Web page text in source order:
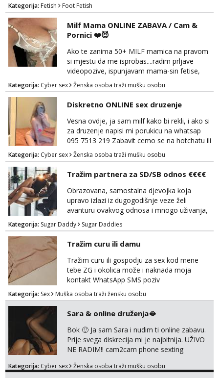
Kategorija: Fetish Foot Fetish
Milf Mama ONLINE ZABAVA / Cam &
Pornici ❤️😈
Ako te zanima 50+ MILF mamica na pravom
si mjestu da me isprobas....radim prljave
videopozive, ispunjavam mama-sin fetise,
dominacija, hotchat, saljem ti svoje gole
slikice i videe ako zelis, a mozes i dobiti gacice
od mamice ako me zamolis... 🔥🫦 NE RADIM
UZIVO...Javi se na wapp 091 548 3275,
mamica te ceka da ispunim sve tvoje zelje 😽
Kategorija: Cyber sex Ženska osoba traži mušku osobu
Diskretno ONLINE sex druzenje
Vesna ovdje, ja sam milf kako bi rekli, i ako si
za druzenje napisi mi porukicu na whatsap
095 7513 219 Zabavit cemo se na hotchatu ili
videopozivu a saljem i gacice i gole slikice :)
NE UZIVO!
Kategorija: Cyber sex Ženska osoba traži mušku osobu
Tražim partnera za SD/SB odnos €€€€
Obrazovana, samostalna djevojka koja
upravo izlazi iz dugogodišnje veze želi
avanturu ovakvog odnosa i mnogo uživanja,
poklona, pažnje i putovanja. Moguća i
poslovna saradnja ako nam se interesi
poklapaju. Mnogo senzualnosti i lijepe
energije. Javite mi se sa opisom što opširnijim
jer od toga ovisi da li ću odgovoriti. Isključivo
tražim nekoga za duži vremenski period.
Naravno njegovanog i galantn...
Kategorija: Sugar Daddy Sugar Daddies
Tražim curu ili damu
Tražim curu ili gospodju za sex kod mene
tebe ZG i okolica može i naknada moja
kontakt WhatsApp SMS poziv
Kategorija: Sex Muška osoba traži žensku osobu
Sara & online druženja🫦
Bok 🙂 Ja sam Sara i nudim ti online zabavu.
Prije svega diskrecija mi je najbitnija. UŽIVO
NE RADIM!! cam2cam phone sexting
partnerom ili partnericom te naši porno
Kategorija: Cyber sex Ženska osoba traži mušku osobu